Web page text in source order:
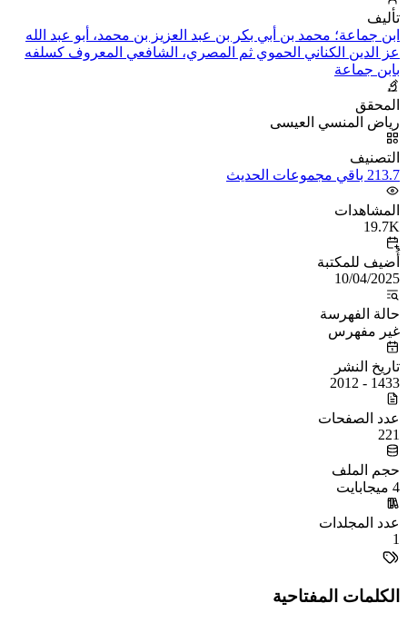
تأليف
ابن جماعة؛ محمد بن أبي بكر بن عبد العزيز بن محمد، أبو عبد الله
عز الدين الكناني الحموي ثم المصري، الشافعي المعروف كسلفه
بابن جماعة
المحقق
رياض المنسي العيسى
التصنيف
213.7 باقي مجموعات الحديث
المشاهدات
19.7K
أُضيف للمكتبة
10/04/2025
حالة الفهرسة
غير مفهرس
تاريخ النشر
1433 - 2012
عدد الصفحات
221
حجم الملف
4 ميجابايت
عدد المجلدات
1
الكلمات المفتاحية